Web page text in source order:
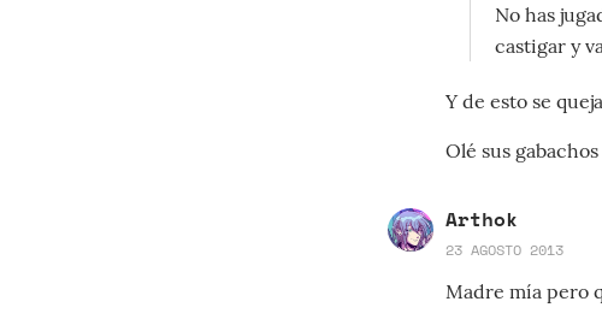
No has
castigar y
Y de esto se
Olé sus
Arthok
23 AGOSTO 2013
Madre mía pero